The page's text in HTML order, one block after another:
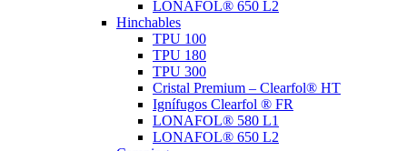
LONAFOL® 650 L2
Hinchables
TPU 100
TPU 180
TPU 300
Cristal Premium – Clearfol® HT
Ignífugos Clearfol ® FR
LONAFOL® 580 L1
LONAFOL® 650 L2